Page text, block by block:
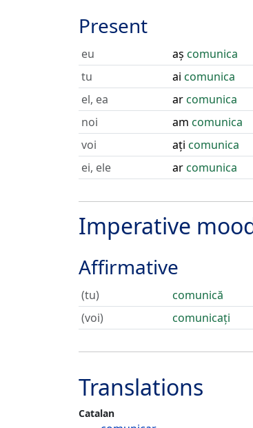
Present
eu aș comunica
tu
ai comunica
el, ea
arcomunica
noi
am comunica
voi
ați comunica
ei, ele
arcomunica
Imperative
Affirmative
(tu)
comunică
(voi)
comunicați
Translations
Catalan